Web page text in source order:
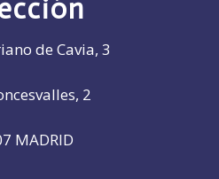
de Cavia, 3
2
MADRID